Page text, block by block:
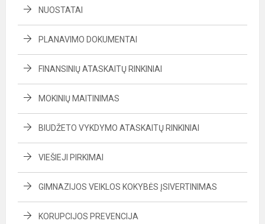
NUOSTATAI
PLANAVIMO DOKUMENTAI
FINANSINIŲ ATASKAITŲ RINKINIAI
MOKINIŲ MAITINIMAS
BIUDŽETO VYKDYMO ATASKAITŲ RINKINIAI
VIEŠIEJI PIRKIMAI
GIMNAZIJOS VEIKLOS KOKYBĖS ĮSIVERTINIMAS
KORUPCIJOS PREVENCIJA